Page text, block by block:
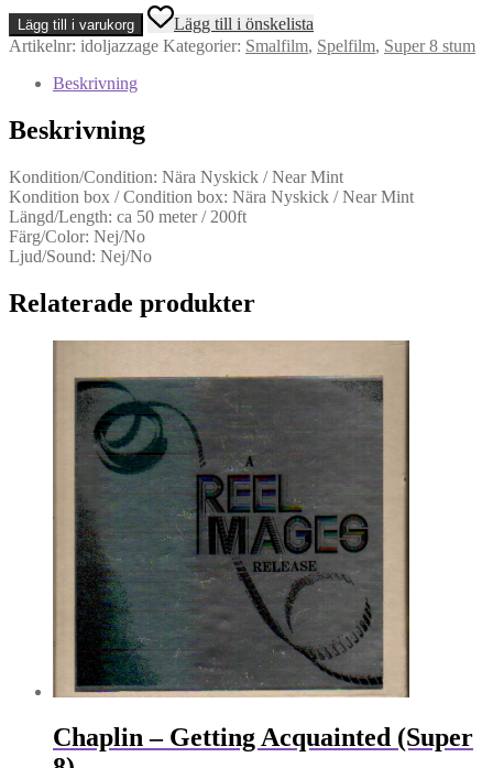
Idol
Of
The
Age
8)
Lägg till i varukorg
Lägg till i önskelista
Artikelnr: idoljazzage Kategorier: Smalfilm, Spelfilm, Super 8 stum
Beskrivning
Beskrivning
Kondition/Condition: Nära Nyskick / Near Mint
Kondition box / Condition box: Nära Nyskick / Near Mint
Längd/Length: ca 50 meter / 200ft
Färg/Color: Nej/No
Ljud/Sound: Nej/No
Relaterade produkter
Chaplin – Getting Acquainted (Super